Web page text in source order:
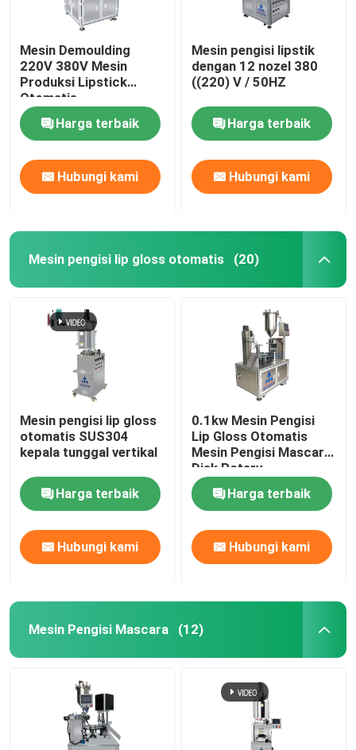
Mesin Demoulding
220V 380V Mesin
Produksi Lipstick
Otomatis
Harga terbaik
Hubungi kami
Mesin pengisi lipstik
dengan 12 nozel 380
((220) V / 50HZ
Harga terbaik
Hubungi kami
Mesin pengisi lip gloss otomatis (20)
Mesin pengisi lip gloss
otomatis SUS304
kepala tunggal vertikal
Harga terbaik
Hubungi kami
0.1kw Mesin Pengisi
Lip Gloss Otomatis
Mesin Pengisi Mascara
Disk Rotary
Harga terbaik
Hubungi kami
Mesin Pengisi Mascara (12)